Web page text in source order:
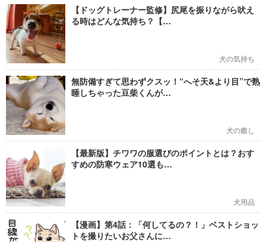
【ドッグトレーナー監修】尻尾を振りながら吠え
る時はどんな気持ち？【…
犬の気持ち
無防備すぎて思わずクスッ！“へそ天&より目”で熟
睡しちゃった豆柴くんが…
犬の癒し
【最新版】チワワの服選びのポイントとは？おす
すめの防寒ウェア10選も…
犬用品
【漫画】第4話：「何してるの？！」ベストショッ
トを撮りたいお父さんに…